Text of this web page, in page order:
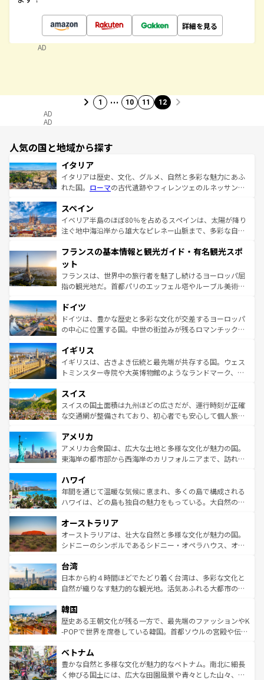
詳細を見る
AD
1 … 10 11 12
AD
AD
人気の国と地域から探す
イタリア
イタリアは歴史、文化、グルメ、自然と多彩な魅力にあふ
れた国。 ローマの古代遺跡やフィレンツェのルネッサンス
ろん、トスカーナの美しい田園風景やアマルフィ海岸の絶
景など、自然景観も見逃せない。観光の合間には、本場の
ピザやパスタなど、絶品のイタリア料理を堪能することも
ませてくれるイタリアで、忘れられない旅をしてみよう！
なお、新着のイタリア情報は
しい。
スペイン
イベリア半島のほぼ80％を占めるスペインは、太陽が降り
注ぐ地中海沿岸から雄大なピレネー山脈まで、多彩な自然
文化が根付くこの国では、情熱的なフラメンコ、熱気あふ
れる闘牛、そして美味しいタパスが生活の一部となってい
る。首都マドリードの洗練された雰囲気や、バルセロナの
アートに溢れた街角から、地方では古代ローマ遺跡や中世
せる。地方によって風土や気候が異なるスペインはその個
性で訪れる人を魅了する。 なお、新着のスペイン情報は コ
ンテンツ一覧を参照してほしい。
フランスの基本情報と観光ガイド・有名観光スポ
ット
フランスは、世界中の旅行者を魅了し続けるヨーロッパ屈
指の観光地だ。首都パリのエッフェル塔やルーブル美術館
で、幅広い魅力が詰まっている。華麗な宮殿、歴史的な大
聖堂、美しいビーチ、そして豊かな自然が、訪れる者を心
から魅了する。また、フランスは美食の国としても知ら
いる。シャンパンの発祥地であるランス、プロヴァンスの
香り高いラベンダー畑など、多彩な楽しみ方が可能だ。さ
らに、パリ以外の地域にも魅力が溢れており、どの街角に
れる地方に足を運ぶとそれぞれで全く異なる文化を体験で
きるだろう。 なお、新着のフランス情報はコンテンツ一覧
を参照してほしい。
ドイツ
ドイツは、豊かな歴史と多彩な文化が交差するヨーロッパ
の中心に位置する国。中世の街並みが残るロマンチック街
顔を持つこの国は、どこを歩いても飽きることがない。ベ
ルリンの文化的活気、バイエルン州のアルプスの絶景、そ
してライン川沿いのワイン畑といった風景は必見。ビール
は、お酒好きな人にはぜひ体験してほしい。 なお、新着の
ドイツ情報はコンテンツ一覧を参照してほしい。
イギリス
イギリスは、古きよき伝統と最先端が共存する国。ウェス
トミンスター寺院や大英博物館のようなランドマーク、歴
リアごとに異なる魅力がある。また、優雅なアフタヌーン
ティー、ビール好きにはたまらない英国パブ、サッカー観
戦など、本場だからこそできる体験も豊富。イギリスを旅
ンツ一覧を参照してほしい。
スイス
スイスの国土面積は九州ほどの広さだが、運行時刻が正確
な交通網が整備されており、初心者でも安心して個人旅行
の建物がそのまま残る町や、スイスならではのユニークな
博物館もあり、アルプス観光だけでなく町歩きも満喫する
ことができる。国民の所得が高いため物価も高いが、旅行
ば市内交通費無料で観光を楽しむこともできる。 なお、新
着のスイス情報はコンテンツ一覧 を参照してほしい。
アメリカ
アメリカ合衆国は、広大な土地と多様な文化が魅力の国。
東海岸の都市部から西海岸のカリフォルニアまで、訪れる
のような巨大都市は、観光、ショッピング、エンターテイ
ンメントが詰まった刺激的なスポットだ。一方、アメリカ
西部には大自然が広がり、グランドキャニオンやイエロー
部のニューオーリンズでは、音楽と美食が融合した独特の
文化が魅力。旅行者はアメリカの各地域で異なる魅力を楽
しみながら、その多様性と豊かな歴史を感じることができ
ならではの贅沢な旅のスタイルだ。 なお、新着のアメリカ
情報はコンテンツ一覧を参照してほしい。
ハワイ
年間を通じて温暖な気候に恵まれ、多くの島で構成される
ハワイは、どの島も独自の魅力をもっている。大自然の神
ワイ島は見逃せない。また、定番の観光地といえばオアフ
島だが、静かな自然を求めるならマウイ島やカウアイ島が
おすすめ。エメラルドグリーンに輝く海をはじめ、豊かな
れるおもてなしの心で訪れる人々を迎えてくれるハワイの
人々、おいしいローカルフードやハワイアンミュージッ
ク、伝統的なフラダンスなど、すべてがハワイの魅力を彩
ワイを、存分に味わってほしい。 なお、新着のハワイ情報
はコンテンツ一覧を参照してほしい。
オーストラリア
オーストラリアは、壮大な自然と多様な文化が魅力の国。
シドニーのシンボルであるシドニー・オペラハウス、オー
リアリーフや大陸中央部にそびえるウルル（エアーズロッ
ク）、タスマニアの美しい原生林やケアンズの熱帯雨林な
ど、見どころがたくさん。また、カフェやワイン、オージ
いる。アクティビティも充実しており、サーフィンやダイ
ビング、ハイキングなど、アウトドア好きにはたまらな
い。オーストラリアの多彩な魅力を存分に味わいつくそ
参照してほしい。
台湾
日本から約４時間ほどでたどり着く台湾は、多彩な文化と
自然が織りなす魅力的な観光地。活気あふれる大都市の台
ン）、静ひつな山岳地帯である台湾東部など、都市の喧騒
と山間の静けさが共存しており、訪れる人に新しい発見と
驚きをもたらしてくれる。また、奥深い台湾の食文化も魅
容にもいいと評判のスイーツなど、バラエティ豊かな料理
が味わえる。 なお、新着の台湾情報は コンテンツ一覧を参
照してほしい。
韓国
歴史ある王朝文化が残る一方で、最先端のファッションやK
-POPで世界を席巻している韓国。首都ソウルの宮殿や伝統
き、地方に足を延ばせば四季折々の自然美を楽しむことが
できる。そして、キムチや焼肉、絶品のストリートフード
まで、さまざまな韓国料理が待っている。夜には、韓国な
ベトナム
豊かな自然と多様な文化が魅力的なベトナム。南北に細長
く伸びる国土には、広大な田園風景や青々とした山々、世